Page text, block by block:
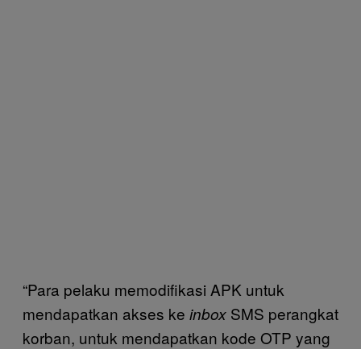
“Para pelaku memodifikasi APK untuk
mendapatkan akses ke inbox SMS perangkat
korban, untuk mendapatkan kode OTP yang